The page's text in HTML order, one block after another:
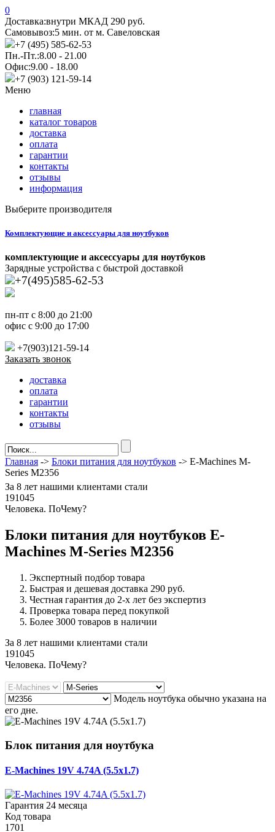
0
Доставка:внутри МКАД 290 руб.
Самовывоз:5 мин. от м. Савеловская
+7 (495) 585-62-53
Пн.-Пт.:8.00 - 21.00
Офис:9.00 - 18.00
+7 (903) 121-59-14
Меню
главная
каталог товаров
доставка
оплата
гарантии
контакты
отзывы
информация
Выберите производителя
Комплектующие и аксессуары для ноутбуков
комплектующие и аксессуары для ноутбуков
Зарядные устройства с быстрой доставкой
+7(495)585-62-53
пн-пт с 8:00 до 21:00
офис с 9:00 до 17:00
+7(903)121-59-14
Заказать звонок
доставка
оплата
гарантии
контакты
отзывы
Главная -> Блоки питания для ноутбуков -> E-Machines M-
Series M2356
За 8 лет нашими клиентами стали
191045
Человека. ПоЧему?
Блоки питания для ноутбуков E-
Machines M-Series M2356
Экспертный подбор товара
Быстрая и дешевая доставка 290 руб.
Честная гарантия до 2-х лет без экспертиз
Проверка товара перед покупкой
Более 3000 товаров в наличии
За 8 лет нашими клиентами стали
191045
Человека. ПоЧему?
Модель ноутбука обычно указана на
его дне.
Блок питания для ноутбука
E-Machines 19V 4.74A (5.5x1.7)
Гарантия 24 месяца
Код товара
1701